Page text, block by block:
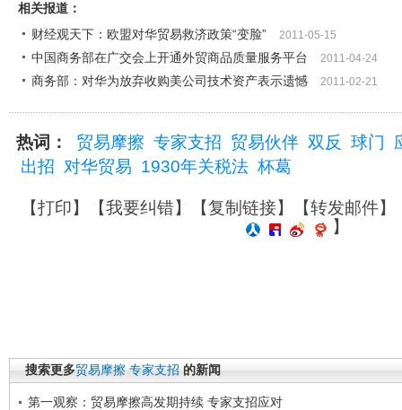
相关报道：
财经观天下：欧盟对华贸易救济政策“变脸”
2011-05-15
中国商务部在广交会上开通外贸商品质量服务平台 2011-04-24
商务部：对华为放弃收购美公司技术资产表示遗憾 2011-02-21
热词： 贸易摩擦 专家支招 贸易伙伴 双反 球门
出招 对华贸易 1930年关税法 杯葛
【打印】【我要纠错】【复制链接】【转发邮件】
】
搜索更多贸易摩擦 专家支招 的新闻
第一观察：贸易摩擦高发期持续 专家支招应对